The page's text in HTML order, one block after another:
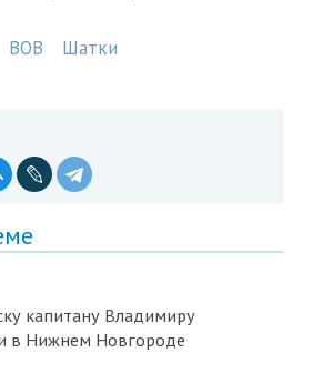
ВОВ Шатки
капитану Владимиру
в Нижнем Новгороде